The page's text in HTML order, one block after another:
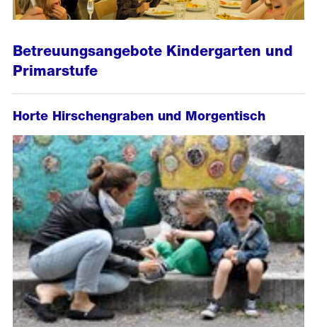
Betreuungsangebote Kindergarten und
Primarstufe
Horte Hirschengraben und Morgentisch